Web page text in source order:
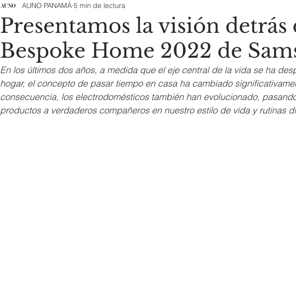
Presentamos la visión detrás
Bespoke Home 2022 de
AUNO PANAMÁ 5 min de lectura
En los últimos dos años, a medida que el eje central de la vida se ha
hogar, el concepto de pasar tiempo en casa ha cambiado
consecuencia, los electrodomésticos también han evolucionado,
productos a verdaderos compañeros en nuestro estilo de vida y rutinas